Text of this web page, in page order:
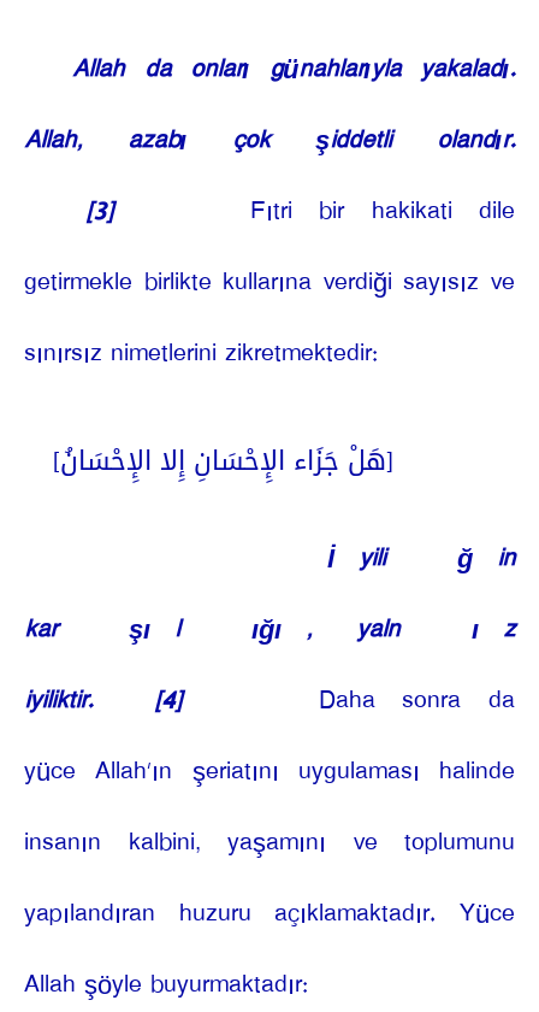
Allah da onları günahlarıyla yakaladı.
Allah, azabı çok şiddetli olandır.
[3]
Fıtri bir hakikati dile
getirmekle birlikte kullarına verdiği sayısız ve
sınırsız nimetlerini zikretmektedir:
[هَلْ جَزَاء الإِحْسَانِ إِلا الإِحْسَانُ]
İ yili ğ in
kar
şı l ığı , yaln ı z
iyiliktir.
[4]
Daha sonra da
yüce Allah’ın şeriatını uygulaması halinde
insanın kalbini, yaşamını ve toplumunu
yapılandıran huzuru açıklamaktadır. Yüce
Allah şöyle buyurmaktadır: